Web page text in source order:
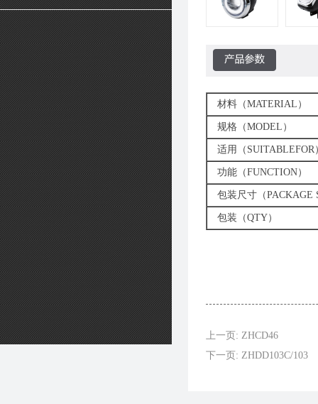
材料（MATERIAL）
规格（MODEL）
适用（SUITABLEFOR
功能（FUNCTION）
包装尺寸（PACKAGE
包装（QTY）
上一页: ZHCD46
下一页: ZHDD103C/103